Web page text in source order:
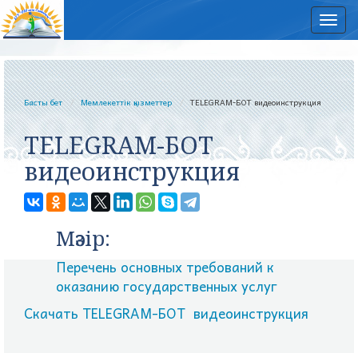
Басты бет Мемлекеттік қызметтер TELEGRAM-БОТ видеоинструкция
TELEGRAM-БОТ
видеоинструкция
Мәзір:
Перечень основных требований к
оказанию государственных услуг
Скачать TELEGRAM-БОТ видеоинструкция